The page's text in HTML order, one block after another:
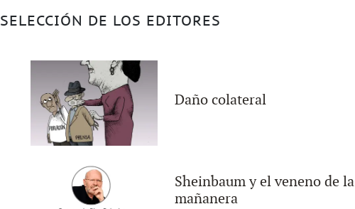
SELECCIÓN DE LOS EDITORES
Daño colateral
Sheinbaum y el veneno de la
mañanera